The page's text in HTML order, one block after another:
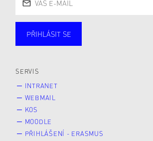
PŘIHLÁSIT SE
SERVIS
INTRANET
WEBMAIL
KOS
MOODLE
PŘIHLÁŠENÍ - ERASMUS